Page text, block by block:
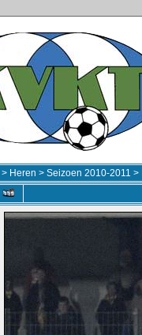
> Heren > Seizoen 2010-2011 >